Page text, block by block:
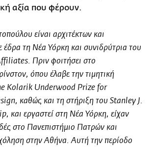
αξία που φέρουν.
είναι αρχιτέκτων και
έδρα τη Νέα Υόρκη και συνιδρύτρια του
Πριν φοιτήσει στο
όπου έλαβε την τιμητική
Kolarik Underwood Prize for
καθώς και τη στήριξη του Stanley J.
και εργαστεί στη Νέα Υόρκη, είχαν
στο Πανεπιστήμιο Πατρών και
στην Αθήνα. Αυτή την περίοδο